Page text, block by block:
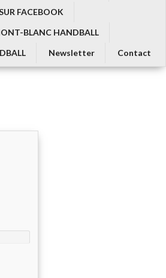
FACEBOOK
BLANC HANDBALL
Newsletter Contact